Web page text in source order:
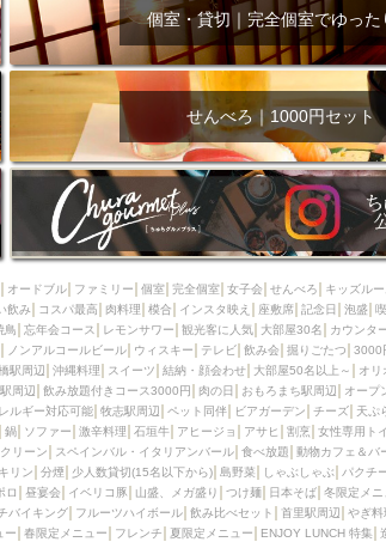
辺 オープンテラス マトン・ラム肉
洋食
牡蠣 夜景・景色◎ 夜12時以降入店可
サプ
ビアガーデン 天ぷら
時
ンタイン 立ち飲み 5000円以上コース 地中
割烹 女性専用トイレあり
入店１時間が
つ) 炭火焼 ペイディ（給料日）
野菜巻き
放題 動物カフェ＆バー 屋富祖地区
ジンギ
スニック 熱燗 生け簀 獺祭 イタリアン
しゃぶしゃぶ パクチー 炉端焼き
ェディング 58KACHA-SEA
バイキング（ビュ
メガ盛り つけ麺 日本そば 冬限定メニュー
オーガニック プレミアムフライデー
牛串焼き
ハイボール 飲み比べセット 首里駅周辺
や
い チーズタッカルビ 奥武山公園駅周辺
小
フレンチ 夏限定メニュー ENJOY LUNCH 特集
辺 儀保駅周辺
個室・貸切｜完全個室でゆった
せんべろ｜1000円セット
オードブル ファミリー 個室 完全個室 女子会 せんべろ キッズルー
飲み コスパ最高 肉料理 模合 インスタ映え 座敷席 記念日 泡盛
鳥 忘年会コース レモンサワー 観光客に人気 大部屋30名 カウンタ
ノンアルコールビール ウィスキー テレビ 飲み会 掘りごたつ 3000
駅周辺 沖縄料理 スイーツ 結納・顔会わせ 大部屋50名以上～ オリ
周辺 飲み放題付きコース3000円 肉の日 おもろまち駅周辺 オープ
ルギー対応可能 牧志駅周辺 ペット同伴 ビアガーデン チーズ 天ぷ
鍋 ソファー 激辛料理 石垣牛 アヒージョ アサヒ 割烹 女性専用ト
リーン スペインバル・イタリアンバール 食べ放題 動物カフェ＆バ
キリン 分煙 少人数貸切(15名以下から) 島野菜 しゃぶしゃぶ パクチ
ロ 昼宴会 イベリコ豚 山盛、メガ盛り つけ麺 日本そば 冬限定メニ
バイキング フルーツハイボール 飲み比べセット 首里駅周辺 やぎ料
ー 春限定メニュー フレンチ 夏限定メニュー ENJOY LUNCH 特集